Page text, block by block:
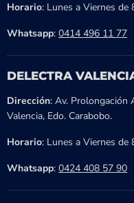
Horario: Lunes a Viernes de
Whatsapp: 0414 496 11 77
DELECTRA
Dirección: Av. Prolongación
Valencia, Edo. Carabobo.
Horario: Lunes a Viernes de
Whatsapp: 0424 408 57 90